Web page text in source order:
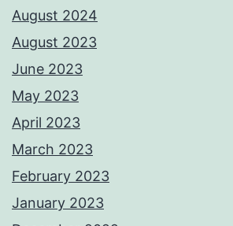
August 2024
August 2023
June 2023
May 2023
April 2023
March 2023
February 2023
January 2023